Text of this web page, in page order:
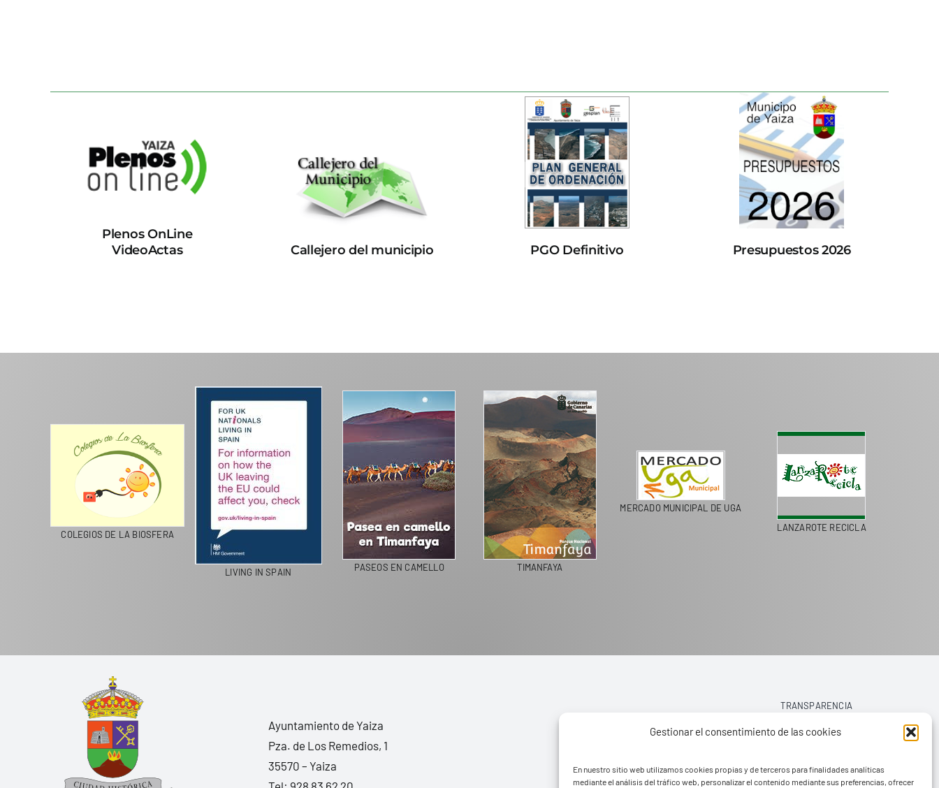
Gestionar el consentimiento de las cookies
En nuestro sitio web utilizamos cookies propias y de terceros para finalidades analíticas
mediante el análisis del tráfico web, personalizar el contenido mediante sus preferencias, ofrecer
Plenos OnLine
VideoActas
Callejero del municipio PGO Definitivo Presupuestos 2026
COLEGIOS DE LA BIOSFERA
LIVING IN SPAIN PASEOS EN CAMELLO TIMANFAYA
MERCADO MUNICIPAL DE UGA
LANZAROTE RECICLA
Ayuntamiento de Yaiza
Pza. de Los Remedios, 1
35570 – Yaiza
TRANSPARENCIA
AVISO LEGAL
POLÍTICA DE PRIVACIDAD